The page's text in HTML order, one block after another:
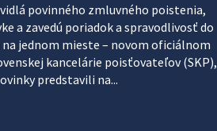
povinného zmluvného poistenia,
a zavedú poriadok a spravodlivosť do
jednom mieste – novom oficiálnom
kancelárie poisťovateľov (SKP),
predstavili na...